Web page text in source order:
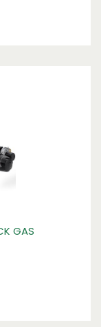
voor een
GAS